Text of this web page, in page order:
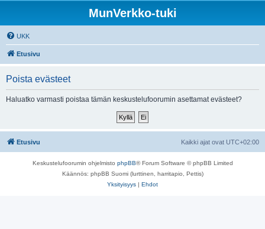
MunVerkko-tuki
UKK
Etusivu
Poista evästeet
Haluatko varmasti poistaa tämän keskustelufoorumin asettamat evästeet?
Etusivu Kaikki ajat ovat UTC+02:00
Keskustelufoorumin ohjelmisto phpBB® Forum Software © phpBB Limited
Käännös: phpBB Suomi (lurttinen, harritapio, Pettis)
Yksityisyys | Ehdot